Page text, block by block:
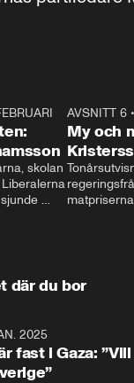
24:30
skolan
AVSNITT 6
My och
Rohwedder
där du bor
2025
fast i Gaza: ”Vill